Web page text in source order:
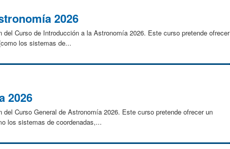
2026
Curso de Introducción a la Astronomía 2026. Este curso pretende ofrecer
los sistemas de...
2026
Curso General de Astronomía 2026. Este curso pretende ofrecer un
los sistemas de coordenadas,...